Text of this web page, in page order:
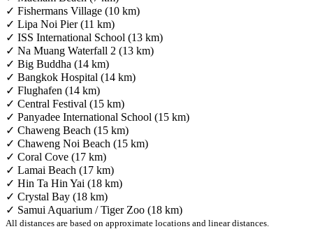
✓ Fishermans Village (10 km)
✓ Lipa Noi Pier (11 km)
✓ ISS International School (13 km)
✓ Na Muang Waterfall 2 (13 km)
✓ Big Buddha (14 km)
✓ Bangkok Hospital (14 km)
✓ Flughafen (14 km)
✓ Central Festival (15 km)
✓ Panyadee International School (15 km)
✓ Chaweng Beach (15 km)
✓ Chaweng Noi Beach (15 km)
✓ Coral Cove (17 km)
✓ Lamai Beach (17 km)
✓ Hin Ta Hin Yai (18 km)
✓ Crystal Bay (18 km)
✓ Samui Aquarium / Tiger Zoo (18 km)
All distances are based on approximate locations and linear distances.